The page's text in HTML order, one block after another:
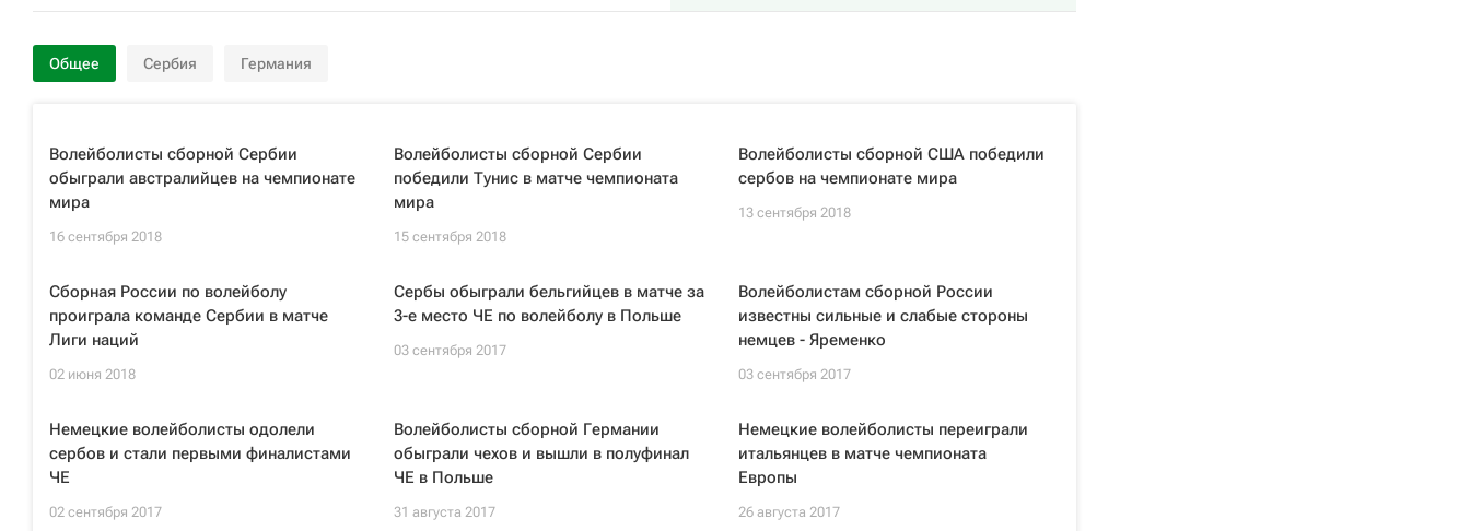
Общее Сербия Германия
Волейболисты сборной Сербии
обыграли австралийцев на чемпионате
мира
16 сентября 2018
Волейболисты сборной Сербии
победили Тунис в матче чемпионата
мира
15 сентября 2018
Волейболисты сборной США победили
сербов на чемпионате мира
13 сентября 2018
Сборная России по волейболу
проиграла команде Сербии в матче
Лиги наций
02 июня 2018
Сербы обыграли бельгийцев в матче за
3-е место ЧЕ по волейболу в Польше
03 сентября 2017
Волейболистам сборной России
известны сильные и слабые стороны
немцев - Яременко
03 сентября 2017
Немецкие волейболисты одолели
сербов и стали первыми финалистами
ЧЕ
02 сентября 2017
Волейболисты сборной Германии
обыграли чехов и вышли в полуфинал
ЧЕ в Польше
31 августа 2017
Немецкие волейболисты переиграли
итальянцев в матче чемпионата
Европы
26 августа 2017